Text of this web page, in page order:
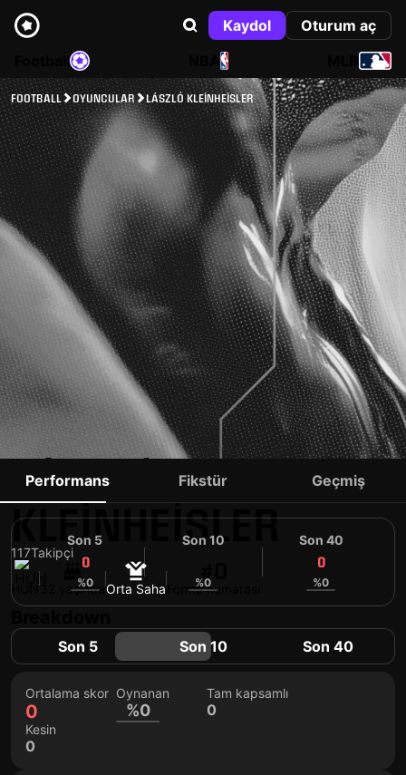
Kaydol
Oturum aç
NBA
FOOTBALL OYUNCULAR LÁSZLÓ KLEINHEISLER
LÁSZLÓ
KLEINHEISLER
117Takipçi
32 yaşında Orta Saha Forma numarası
Performans Fikstür Geçmiş
Son 5
0
%0
Son 10
%0
Son 40
0
%0
Son 5 Son 10 Son 40
Ortalama skor
0
Oynanan
%0
Tam kapsamlı
0
Kesin
0